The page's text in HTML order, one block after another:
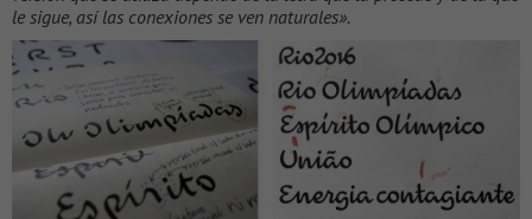
le sigue, así las conexiones se ven naturales».